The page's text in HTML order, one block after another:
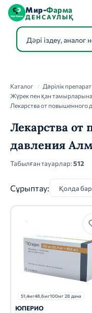
Мир-Фарма
ДЕНСАУЛЫҚ
Каталог / Дәрілік
Жүрек пен қан
Лекарства от повышенного
Лекарства
давления
Табылған тауарлар:512
Сұрыптау:
51,4мг48,6мг100мг 28 дана
ЮПЕРИО